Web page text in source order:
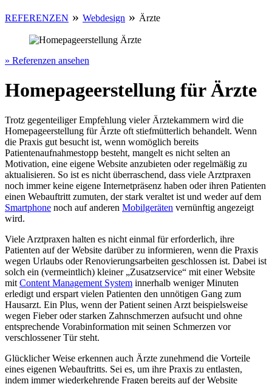
REFERENZEN » Webdesign » Ärzte
» Referenzen ansehen
Homepageerstellung für Ärzte
Trotz gegenteiliger Empfehlung vieler Ärztekammern wird die
Homepageerstellung für Ärzte oft stiefmütterlich behandelt. Wenn
die Praxis gut besucht ist, wenn womöglich bereits
Patientenaufnahmestopp besteht, mangelt es nicht selten an
Motivation, eine eigene Website anzubieten oder regelmäßig zu
aktualisieren. So ist es nicht überraschend, dass viele Arztpraxen
noch immer keine eigene Internetpräsenz haben oder ihren Patienten
einen Webauftritt zumuten, der stark veraltet ist und weder auf dem
Smartphone noch auf anderen Mobilgeräten vernünftig angezeigt
wird.
Viele Arztpraxen halten es nicht einmal für erforderlich, ihre
Patienten auf der Website darüber zu informieren, wenn die Praxis
wegen Urlaubs oder Renovierungsarbeiten geschlossen ist. Dabei ist
solch ein (vermeintlich) kleiner „Zusatzservice“ mit einer Website
mit Content Management System innerhalb weniger Minuten
erledigt und erspart vielen Patienten den unnötigen Gang zum
Hausarzt. Ein Plus, wenn der Patient seinen Arzt beispielsweise
wegen Fieber oder starken Zahnschmerzen aufsucht und ohne
entsprechende Vorabinformation mit seinen Schmerzen vor
verschlossener Tür steht.
Glücklicher Weise erkennen auch Ärzte zunehmend die Vorteile
eines eigenen Webauftritts. Sei es, um ihre Praxis zu entlasten,
indem immer wiederkehrende Fragen bereits auf der Website